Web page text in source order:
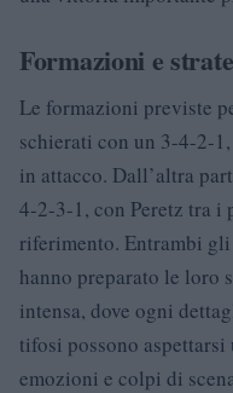
Formazioni e
Le formazioni previste
schierati con un 3-4-2-
in attacco. Dall’altra
4-2-3-1, con Peretz tra i
riferimento. Entrambi
hanno preparato le loro
intensa, dove ogni
tifosi possono
emozioni e colpi di